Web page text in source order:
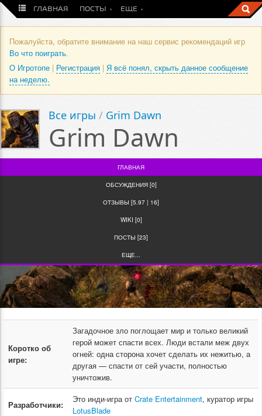
ГЛАВНАЯ ПОСТЫ ЕЩЕ
Пожалуйста, обратите внимание на наш сервис рекомендаций игр
Во что поиграть.
О Игротопе | Регистрация | Я всё понял, скрыть данное сообщение
на неделю.
Все игры / Grim Dawn
Grim Dawn
ГЛАВНАЯ
ОБСУЖДЕНИЯ [0]
ОТЗЫВЫ [5.97 | 16]
WIKI [0]
ПОСТЫ [23]
ЕЩЕ...
Коротко об
игре:
Загадочное зло поглощает мир и только великий
герой может спасти всех. Люди встали меж двух
огней: одна сторона хочет сделать их нежитью, а
другая — спасти от сей участи, полностью
уничтожив.
Разработчики:
Это инди-игра от Crate Entertainment, куратор игры
LotusBlade